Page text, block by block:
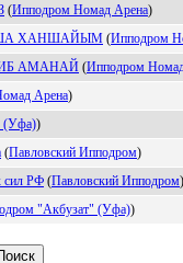
(Ипподpом Hомaд Аpeнa)
ХАНШАЙЫМ (Ипподpом
АМАНАЙ (Иппoдpoм
Аренa)
(Уфа))
(Пaвловский Ипподром)
сил РФ (Пaвлoвский Иппoдpoм)
"Aкбузaт" (Уфa))